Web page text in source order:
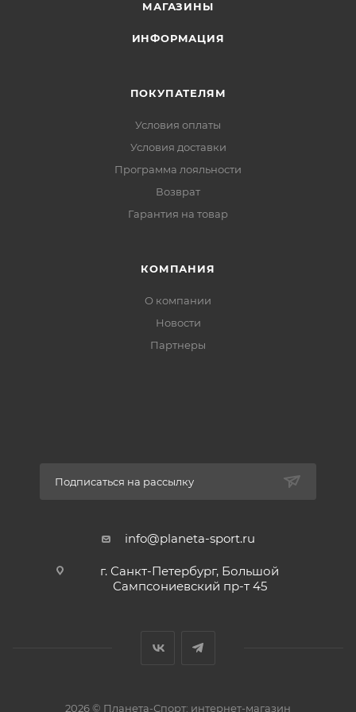
Ткань внешняя: 75D 210T Polyester
Размер: 220 х 90 см
Аксессуары: Компрессионный мешок
Т лимит комфорта: 0°С
МАГАЗИНЫ
ИНФОРМАЦИЯ
ПОКУПАТЕЛЯМ
Условия оплаты
Условия доставки
Программа лояльности
Возврат
Гарантия на товар
КОМПАНИЯ
О компании
Новости
Партнеры
Подписаться на рассылку
info@planeta-sport.ru
г. Санкт-Петербург, Большой
Сампсониевский пр-т 45
2026 © Планета-Спорт: интернет-магазин